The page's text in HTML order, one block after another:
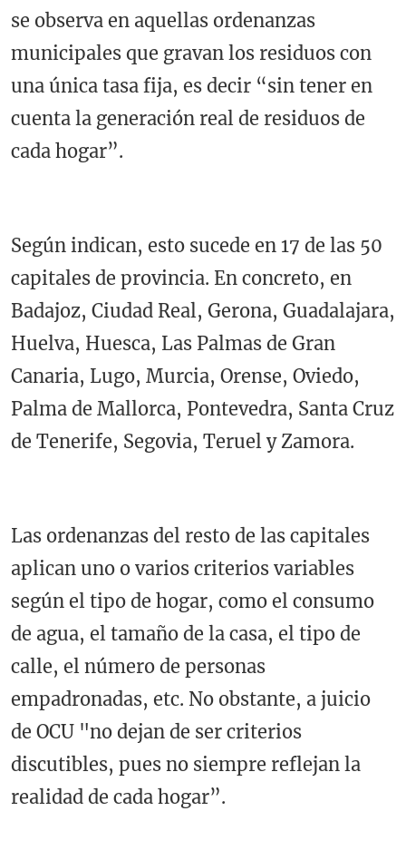
se observa en aquellas ordenanzas
municipales que gravan los residuos con
una única tasa fija, es decir “sin tener en
cuenta la generación real de residuos de
cada hogar”.
Según indican, esto sucede en 17 de las 50
capitales de provincia. En concreto, en
Badajoz, Ciudad Real, Gerona, Guadalajara,
Huelva, Huesca, Las Palmas de Gran
Canaria, Lugo, Murcia, Orense, Oviedo,
Palma de Mallorca, Pontevedra, Santa Cruz
de Tenerife, Segovia, Teruel y Zamora.
Las ordenanzas del resto de las capitales
aplican uno o varios criterios variables
según el tipo de hogar, como el consumo
de agua, el tamaño de la casa, el tipo de
calle, el número de personas
empadronadas, etc. No obstante, a juicio
de OCU "no dejan de ser criterios
discutibles, pues no siempre reflejan la
realidad de cada hogar”.